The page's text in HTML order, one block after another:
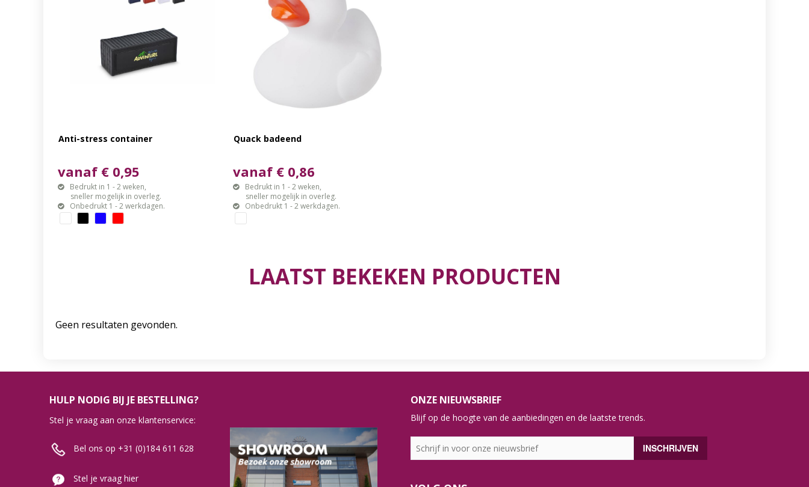
Anti-stress container
vanaf € 0,95
Bedrukt in 1 - 2 weken,
sneller mogelijk in overleg.
Onbedrukt 1 - 2 werkdagen.
Quack badeend
vanaf € 0,86
Bedrukt in 1 - 2 weken,
sneller mogelijk in overleg.
Onbedrukt 1 - 2 werkdagen.
LAATST BEKEKEN PRODUCTEN
Geen resultaten gevonden.
HULP NODIG BIJ JE BESTELLING?
Stel je vraag aan onze klantenservice:
Bel ons op +31 (0)184 611 628
Stel je vraag hier
ONZE NIEUWSBRIEF
Blijf op de hoogte van de aanbiedingen en de laatste trends.